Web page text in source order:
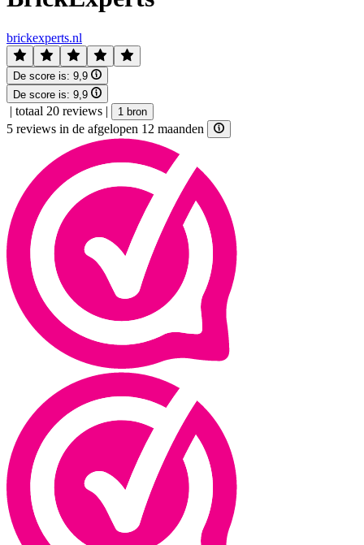
brickexperts.nl
De score is: 9,9
De score is: 9,9
| totaal 20 reviews | 1 bron
5 reviews in de afgelopen 12 maanden